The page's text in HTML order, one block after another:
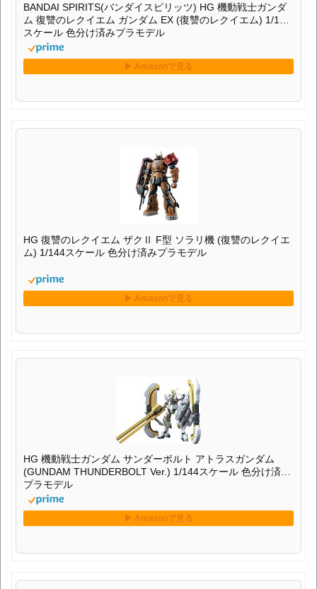
BANDAI SPIRITS(バンダイスピリッツ) HG 機動戦士ガンダ
ム 復讐のレクイエム ガンダム EX (復讐のレクイエム) 1/144
スケール 色分け済みプラモデル
HG 復讐のレクイエム ザクⅡ F型 ソラリ機 (復讐のレクイエ
ム) 1/144スケール 色分け済みプラモデル
HG 機動戦士ガンダム サンダーボルト アトラスガンダム
(GUNDAM THUNDERBOLT Ver.) 1/144スケール 色分け済み
プラモデル